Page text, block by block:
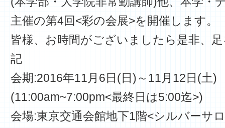
主催の第4回<彩の会展>を開催します。
皆様、お時間がございましたら是非、
記
会期:2016年11月6日(日)～11月12日(土)
(11:00am~7:00pm<最終日は5:00迄>)
会場:東京交通会館地下1階<シルバーサ